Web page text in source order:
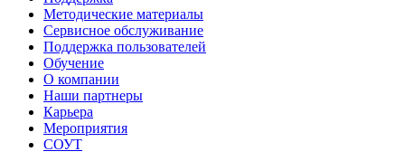
Методические материалы
Сервисное обслуживание
Поддержка пользователей
Обучение
О компании
Наши партнеры
Карьера
Мероприятия
СОУТ